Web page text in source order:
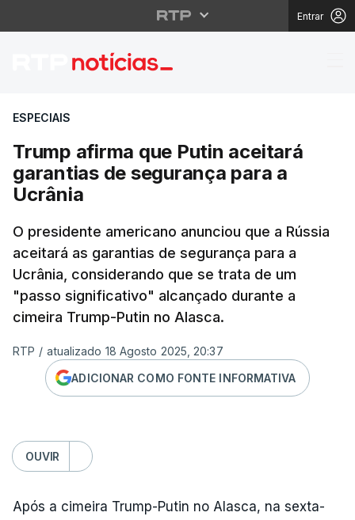
Entrar
Trump afirma que
ESPECIAIS
Trump afirma que Putin aceitará
garantias de segurança para a
Ucrânia
O presidente americano anunciou que a Rússia
aceitará as garantias de segurança para a
Ucrânia, considerando que se trata de um
"passo significativo" alcançado durante a
cimeira Trump-Putin no Alasca.
RTP / atualizado 18 Agosto 2025, 20:37
ADICIONAR COMO FONTE INFORMATIVA
OUVIR
Após a cimeira Trump-Putin no Alasca, na sexta-